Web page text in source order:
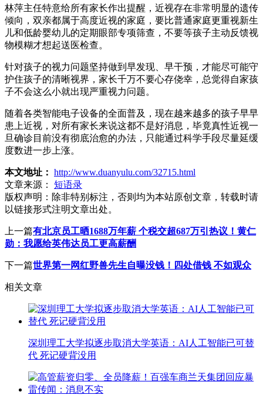
林萍主任特意给所有家长作出提醒，近视存在非常明显的遗传
倾向，双亲都属于高度近视的家庭，要比普通家庭更重视新生
儿和低龄婴幼儿的定期眼部专项筛查，不要等孩子主动反馈视
物模糊才想起送医检查。
针对孩子的视力问题坚持做到早发现、早干预，才能尽可能守
护住孩子的清晰视界，家长千万不要心存侥幸，总觉得自家孩
子不会这么小就出现严重视力问题。
随着各类智能电子设备的全面普及，现在越来越多的孩子早早
患上近视，对所有家长来说这都不是好消息，毕竟真性近视一
旦确诊目前没有彻底治愈的办法，只能通过科学手段尽量延缓
度数进一步上涨。
本文地址： http://www.duanyulu.com/32715.html
文章来源：
短语录
版权声明： 除非特别标注，否则均为本站原创文章，转载时请
以链接形式注明文章出处。
上一篇有北京员工晒1688万年薪 个税交超687万引热议！黄仁
勋：我愿给英伟达员工更高薪酬
下一篇世界第一网红野兽先生自曝没钱！四处借钱 不如观众
相关文章
深圳理工大学拟逐步取消大学英语：AI人工智能已可替
代 死记硬背没用